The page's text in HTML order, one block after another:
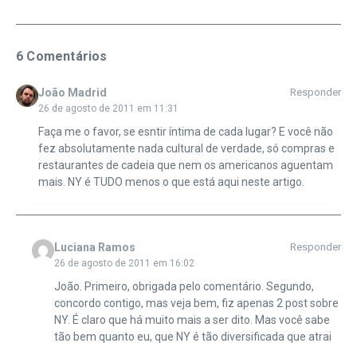
6 Comentários
João Madrid
26 de agosto de 2011 em 11:31
Responder
Faça me o favor, se esntir íntima de cada lugar? E você não
fez absolutamente nada cultural de verdade, só compras e
restaurantes de cadeia que nem os americanos aguentam
mais. NY é TUDO menos o que está aqui neste artigo.
Luciana Ramos
26 de agosto de 2011 em 16:02
Responder
João. Primeiro, obrigada pelo comentário. Segundo,
concordo contigo, mas veja bem, fiz apenas 2 post sobre
NY. É claro que há muito mais a ser dito. Mas você sabe
tão bem quanto eu, que NY é tão diversificada que atrai